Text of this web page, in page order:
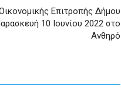
Επιτροπής Δήμου
10 Ιουνίου 2022 στο
Ανθηρό